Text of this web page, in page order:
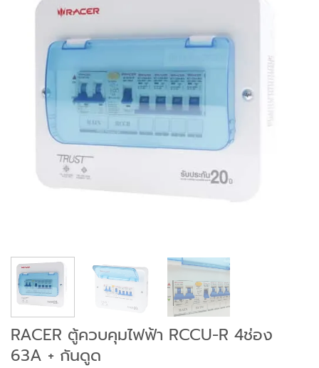
RACER ตู้ควบคุมไฟฟ้า RCCU-R 4ช่อง
63A + กันดูด